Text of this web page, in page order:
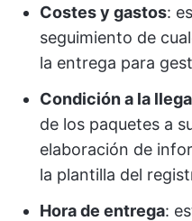
Costes y gastos:
seguimiento de
la entrega para
Condición a la
de los paquetes a
elaboración de
la plantilla del
Hora de entrega: